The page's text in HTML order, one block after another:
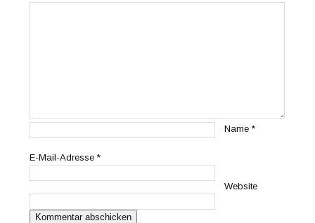
Name*
E-Mail-Adresse*
Website